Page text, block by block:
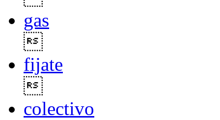
gas
fijate
colectivo